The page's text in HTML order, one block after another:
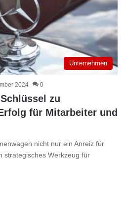
Unternehmen
2024 0
zu
für Mitarbeiter und
nicht nur ein Anreiz für
strategisches Werkzeug für